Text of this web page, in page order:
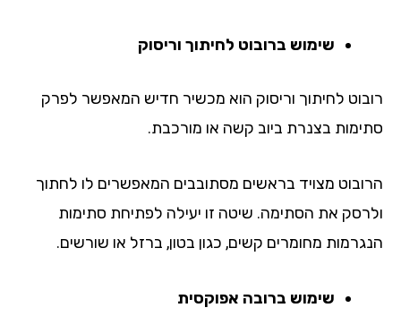
שימוש ברובוט לחיתוך וריסוק
לחיתוך וריסוק הוא מכשיר חדיש המאפשר לפרק
בצנרת ביוב קשה או מורכבת.
מצויד בראשים מסתובבים המאפשרים לו לחתוך
את הסתימה. שיטה זו יעילה לפתיחת סתימות
מחומרים קשים, כגון בטון, ברזל או שורשים.
שימוש ברובה אפוקסית